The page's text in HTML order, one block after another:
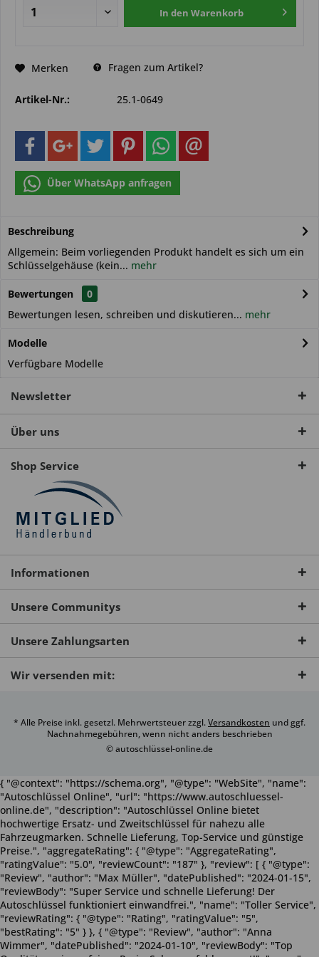
In den Warenkorb
Merken Fragen zum Artikel?
Artikel-Nr.: 25.1-0649
Über WhatsApp anfragen
Beschreibung
Allgemein: Beim vorliegenden Produkt handelt es sich um ein
Schlüsselgehäuse (kein... mehr
Bewertungen
0
Bewertungen lesen, schreiben und diskutieren... mehr
Modelle
Verfügbare Modelle
Newsletter
Über uns
Shop Service
Informationen
Unsere Communitys
Unsere Zahlungsarten
Wir versenden mit:
* Alle Preise inkl. gesetzl. Mehrwertsteuer zzgl.Versandkosten und ggf.
Nachnahmegebühren, wenn nicht anders beschrieben
© autoschlüssel-online.de
{ "@context": "https://schema.org", "@type": "WebSite", "name":
"Autoschlüssel Online", "url": "https://www.autoschluessel-
online.de", "description": "Autoschlüssel Online bietet
hochwertige Ersatz- und Zweitschlüssel für nahezu alle
Fahrzeugmarken. Schnelle Lieferung, Top-Service und günstige
Preise.", "aggregateRating": { "@type": "AggregateRating",
"ratingValue": "5.0", "reviewCount": "187" }, "review": [ { "@type":
"Review", "author": "Max Müller", "datePublished": "2024-01-15",
"reviewBody": "Super Service und schnelle Lieferung! Der
Autoschlüssel funktioniert einwandfrei.", "name": "Toller Service",
"reviewRating": { "@type": "Rating", "ratingValue": "5",
"bestRating": "5" } }, { "@type": "Review", "author": "Anna
Wimmer", "datePublished": "2024-01-10", "reviewBody": "Top